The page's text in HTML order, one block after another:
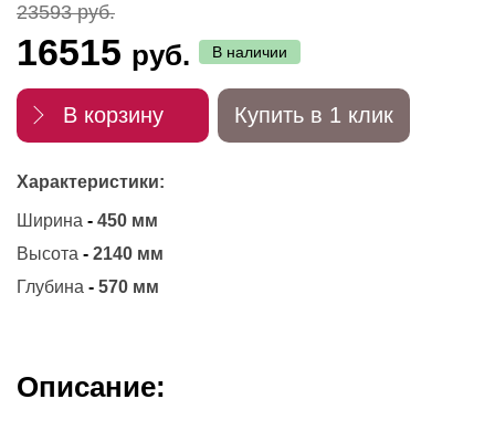
23593 руб.
16515 руб. В наличии
В корзину Купить в 1 клик
Характеристики:
Ширина - 450 мм
Высота - 2140 мм
Глубина - 570 мм
Описание: